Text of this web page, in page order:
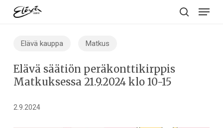
content
Menu
Elävä kauppa Matkus
Elävä säätiön peräkonttikirppis
Matkuksessa 21.9.2024 klo 10-15
2.9.2024